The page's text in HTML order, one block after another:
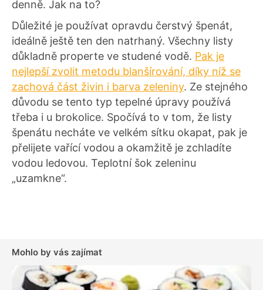
denně. Jak na to?
Důležité je používat opravdu čerstvý špenát,
ideálně ještě ten den natrhaný. Všechny listy
důkladně properte ve studené vodě. Pak je
nejlepší zvolit metodu blanšírování, díky níž se
zachová část živin i barva zeleniny. Ze stejného
důvodu se tento typ tepelné úpravy používá
třeba i u brokolice. Spočívá to v tom, že listy
špenátu necháte ve velkém sítku okapat, pak je
přelijete vařící vodou a okamžitě je zchladíte
vodou ledovou. Teplotní šok zeleninu
„uzamkne“.
Mohlo by vás zajímat